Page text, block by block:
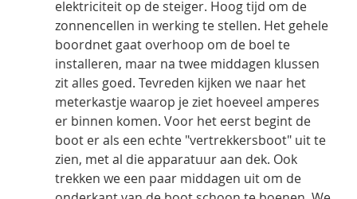
elektriciteit op de steiger. Hoog tijd om de
zonnencellen in werking te stellen. Het gehele
boordnet gaat overhoop om de boel te
installeren, maar na twee middagen klussen
zit alles goed. Tevreden kijken we naar het
meterkastje waarop je ziet hoeveel amperes
er binnen komen. Voor het eerst begint de
boot er als een echte "vertrekkersboot" uit te
zien, met al die apparatuur aan dek. Ook
trekken we een paar middagen uit om de